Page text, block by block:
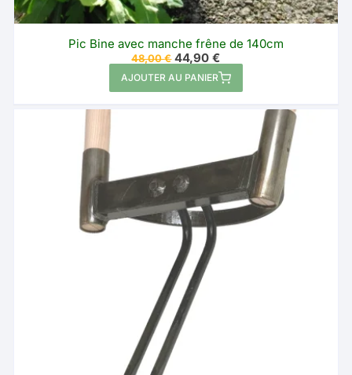
Pic Bine avec manche frêne de 140cm
48,00€ Le
initial
était :
44,90€Le
prix
actuel
est :
AJOUTER AU PANIER